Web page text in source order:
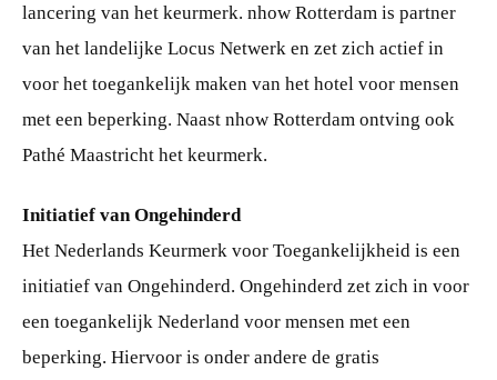
lancering van het keurmerk. nhow Rotterdam is partner
van het landelijke Locus Netwerk en zet zich actief in
voor het toegankelijk maken van het hotel voor mensen
met een beperking. Naast nhow Rotterdam ontving ook
Pathé Maastricht het keurmerk.
Initiatief van Ongehinderd
Het Nederlands Keurmerk voor Toegankelijkheid is een
initiatief van Ongehinderd. Ongehinderd zet zich in voor
een toegankelijk Nederland voor mensen met een
beperking. Hiervoor is onder andere de gratis